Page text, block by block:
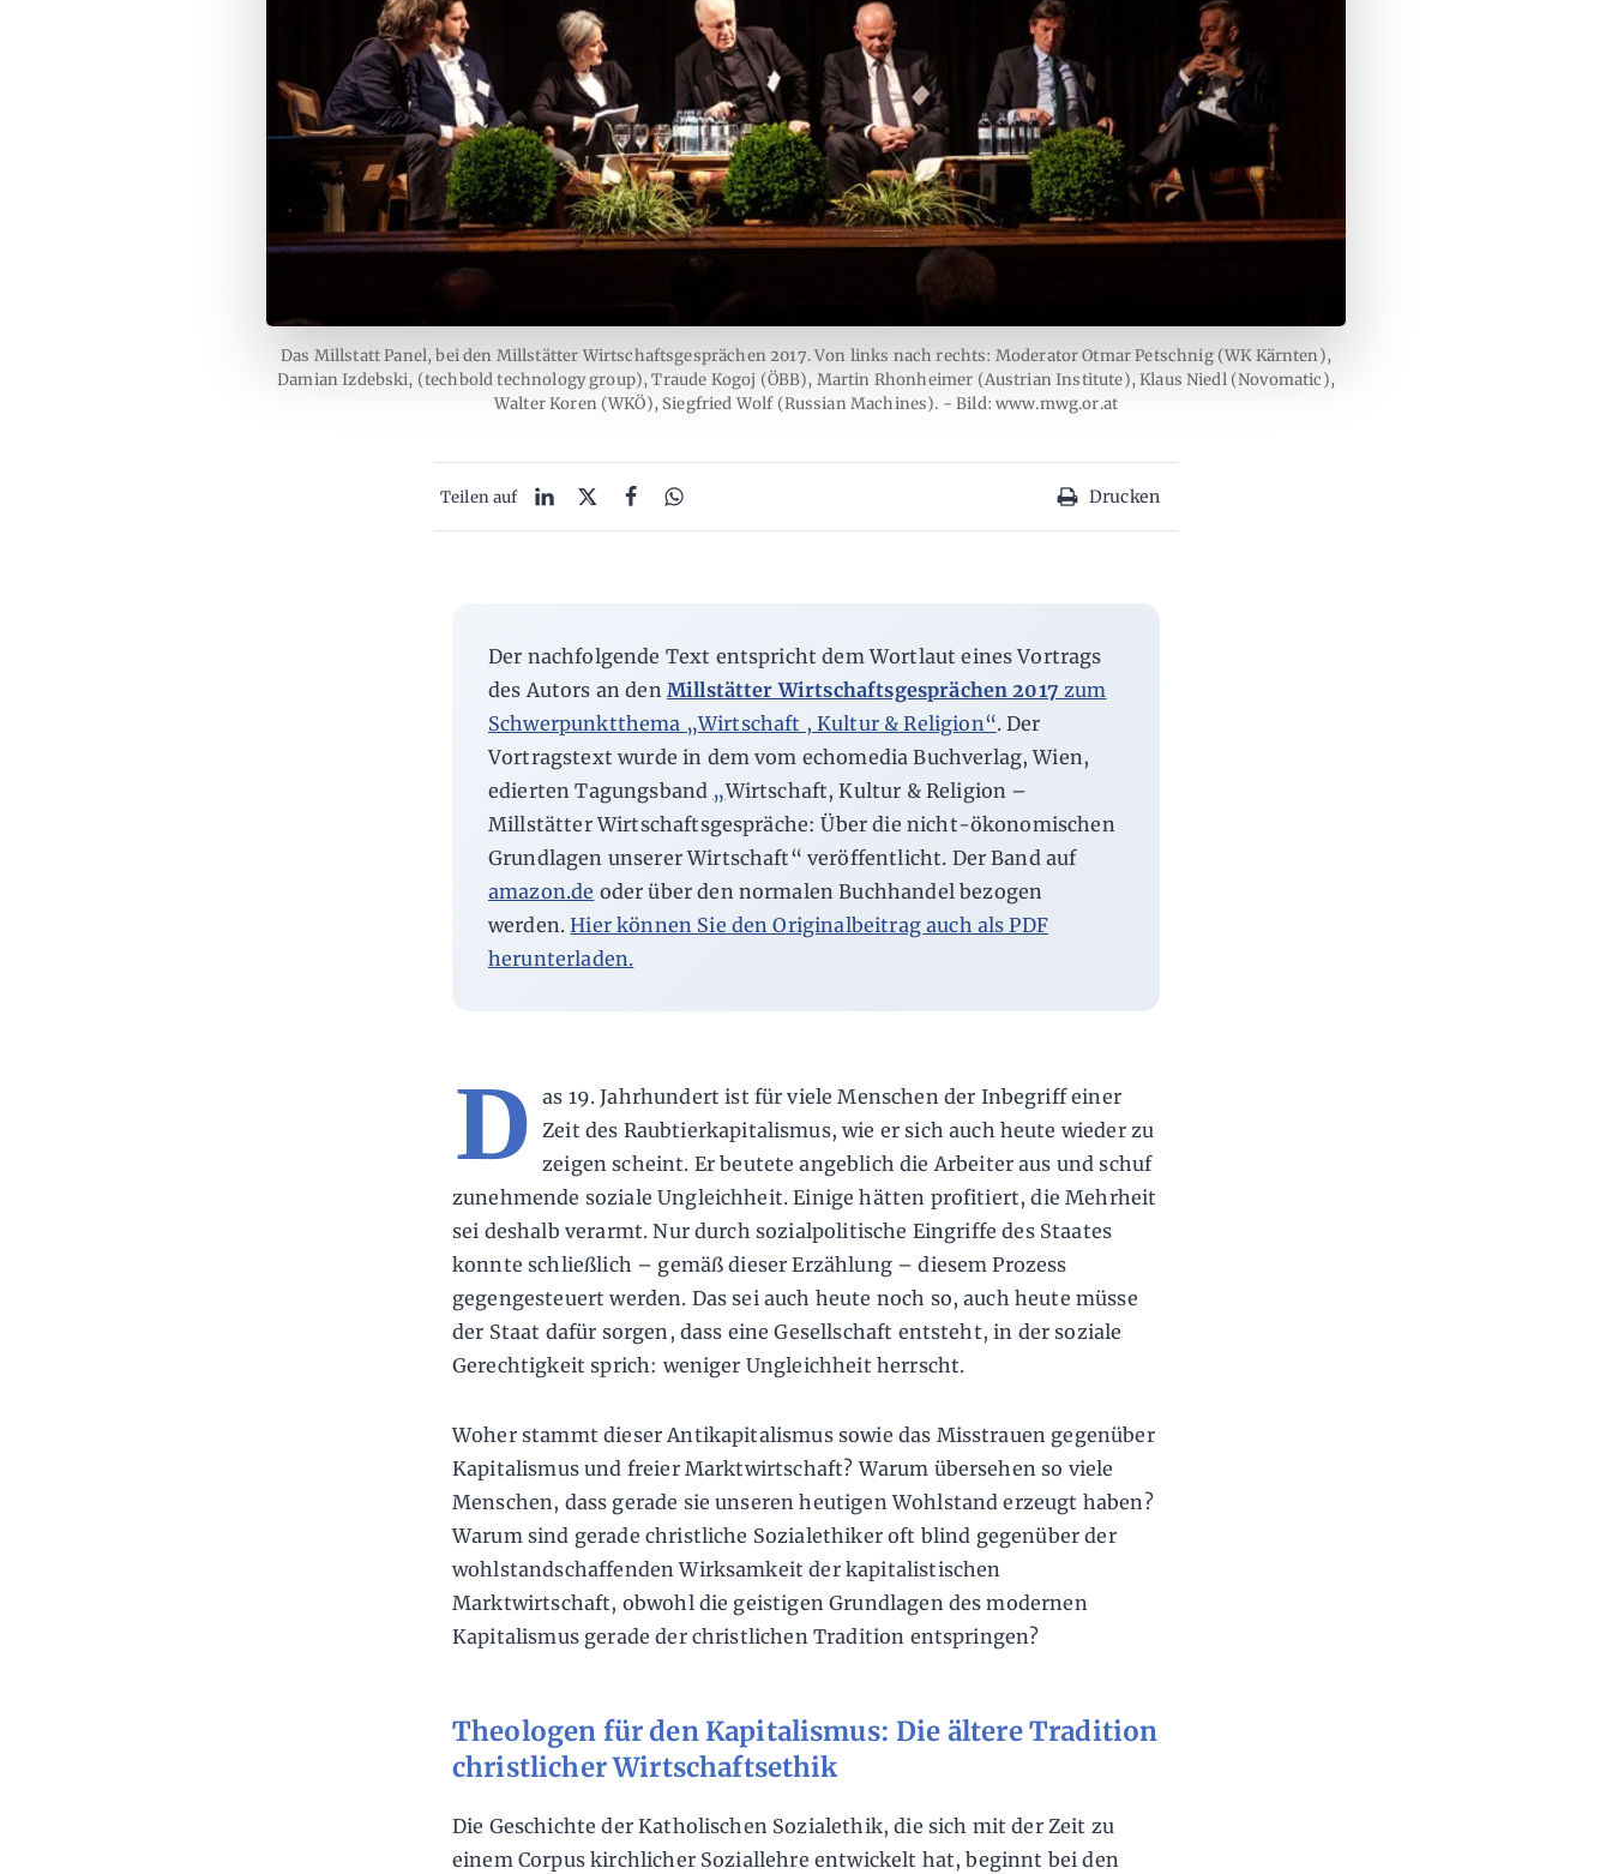
Das Millstatt Panel, bei den Millstätter Wirtschaftsgesprächen 2017. Von links nach rechts: Moderator Otmar Petschnig (WK Kärnten),
Damian Izdebski, (techbold technology group), Traude Kogoj (ÖBB), Martin Rhonheimer (Austrian Institute), Klaus Niedl (Novomatic),
Walter Koren (WKÖ), Siegfried Wolf (Russian Machines). - Bild: www.mwg.or.at
Teilen auf Drucken
Der nachfolgende Text entspricht dem Wortlaut eines Vortrags
des Autors an den Millstätter Wirtschaftsgesprächen 2017 zum
Schwerpunktthema „Wirtschaft , Kultur & Religion“. Der
Vortragstext wurde in dem vom echomedia Buchverlag, Wien,
edierten Tagungsband „Wirtschaft, Kultur & Religion –
Millstätter Wirtschaftsgespräche: Über die nicht-ökonomischen
Grundlagen unserer Wirtschaft“ veröffentlicht. Der Band auf
amazon.de oder über den normalen Buchhandel bezogen
werden.Hier können Sie den Originalbeitrag auch als PDF
herunterladen.
D
as 19. Jahrhundert ist für viele Menschen der Inbegriff einer
Zeit des Raubtierkapitalismus, wie er sich auch heute wieder zu
zeigen scheint. Er beutete angeblich die Arbeiter aus und schuf
zunehmende soziale Ungleichheit. Einige hätten profitiert, die Mehrheit
sei deshalb verarmt. Nur durch sozialpolitische Eingriffe des Staates
konnte schließlich – gemäß dieser Erzählung – diesem Prozess
gegengesteuert werden. Das sei auch heute noch so, auch heute müsse
der Staat dafür sorgen, dass eine Gesellschaft entsteht, in der soziale
Gerechtigkeit sprich: weniger Ungleichheit herrscht.
Woher stammt dieser Antikapitalismus sowie das Misstrauen gegenüber
Kapitalismus und freier Marktwirtschaft? Warum übersehen so viele
Menschen, dass gerade sie unseren heutigen Wohlstand erzeugt haben?
Warum sind gerade christliche Sozialethiker oft blind gegenüber der
wohlstandschaffenden Wirksamkeit der kapitalistischen
Marktwirtschaft, obwohl die geistigen Grundlagen des modernen
Kapitalismus gerade der christlichen Tradition entspringen?
Theologen für den Kapitalismus: Die ältere Tradition
christlicher Wirtschaftsethik
Die Geschichte der Katholischen Sozialethik, die sich mit der Zeit zu
einem Corpus kirchlicher Soziallehre entwickelt hat, beginnt bei den